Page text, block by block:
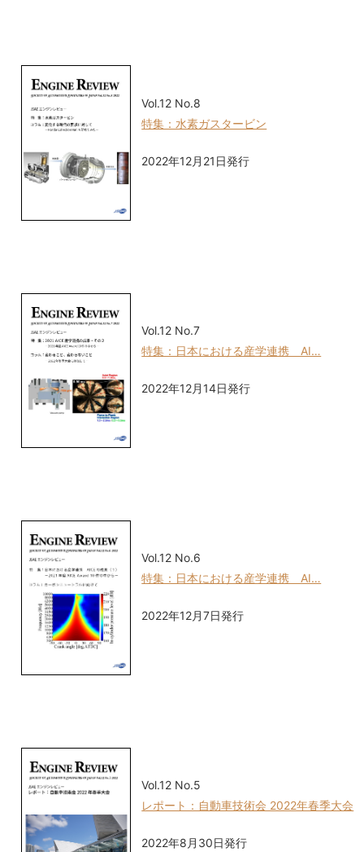
Vol.12 No.8
特集：水素ガスタービン
2022年12月21日発行
Vol.12 No.7
特集：日本における産学連携 AI…
2022年12月14日発行
Vol.12 No.6
特集：日本における産学連携 AI…
2022年12月7日発行
Vol.12 No.5
レポート：自動車技術会 2022年春季大会
2022年8月30日発行